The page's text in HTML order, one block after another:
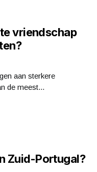
vriendschap
aan sterkere
de meest...
Zuid-Portugal?